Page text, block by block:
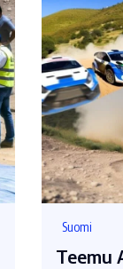
Suomi
Teemu